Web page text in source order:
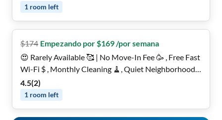
1 room left
$174 Empezando por $169 /por semana
😍 Rarely Available 🥰 | No Move-In Fee 🥳 , Free Fast
Wi-Fi $ , Monthly Cleaning 🧹, Quiet Neighborhood,
4.5(2)
1 room left